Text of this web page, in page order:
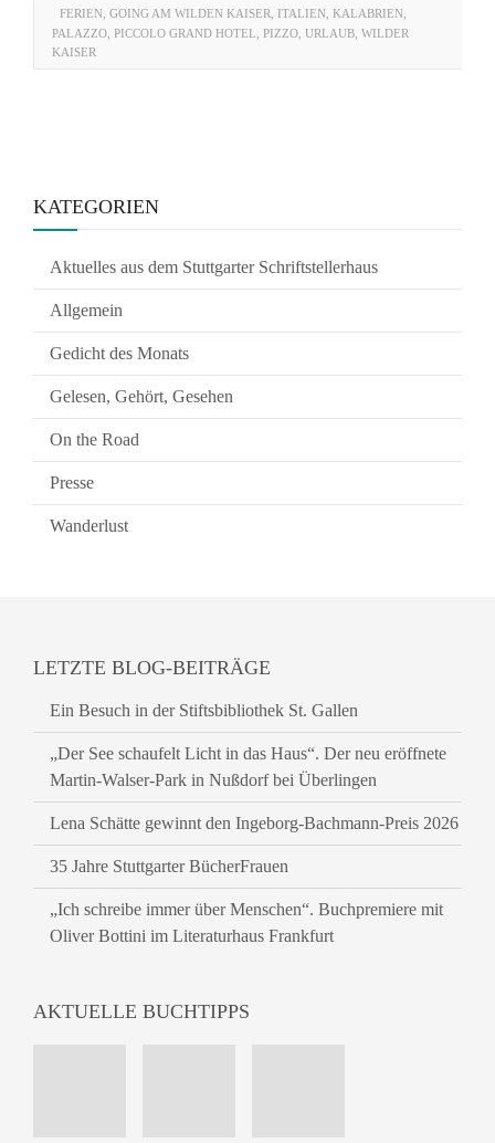
FERIEN GOING AM WILDEN KAISER ITALIEN KALABRIEN
PALAZZO PICCOLO GRAND HOTEL PIZZO URLAUB WILDER
KAISER
KATEGORIEN
Aktuelles aus dem Stuttgarter Schriftstellerhaus
Allgemein
Gedicht des Monats
Gelesen, Gehört, Gesehen
On the Road
Presse
Wanderlust
LETZTE BLOG-BEITRÄGE
Ein Besuch in der Stiftsbibliothek St. Gallen
„Der See schaufelt Licht in das Haus“. Der neu eröffnete
Martin-Walser-Park in Nußdorf bei Überlingen
Lena Schätte gewinnt den Ingeborg-Bachmann-Preis 2026
35 Jahre Stuttgarter BücherFrauen
„Ich schreibe immer über Menschen“. Buchpremiere mit
Oliver Bottini im Literaturhaus Frankfurt
AKTUELLE BUCHTIPPS